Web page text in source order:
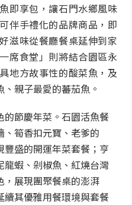
即享包，讓石門水鄉風味
伴手禮化的品牌商品，即
滋味從餐廳餐桌延伸到家
席食堂」則將結合園區永
地方故事性的酸菜魚，及
親子最愛的蕃茄魚。
節慶年菜。石園活魚餐
筍香扣元寶、老爹的
盛的開運年菜套餐；亨
龍蝦、剁椒魚、紅燒台灣
，展現團聚餐桌的澎湃
其優雅用餐環境與套餐